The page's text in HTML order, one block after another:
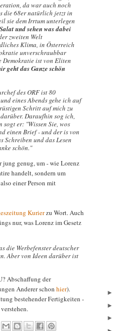
da war auch noch
die 68er natürlich jetzt in
sie dem Irrtum unterlegen
und sehen was dabei
zweiten Welt
Klima, in Österreich
unverschraubbar
Demokratie ist von Eliten
geht das Ganze schön
des ORF ist 80
eines Abends gehe ich auf
Schritt auf mich zu
Daraufhin sog ich,
er: "Wissen Sie, wos
einen Brief - und der is von
Schreiben und das Lesen
schön."
genug, um - wie Lorenz
handelt, sondern um
einer Person mit
Kurierzu Wort. Auch
nur, was Lorenz im Gesetz
die Werbefenster deutscher
Aber von Ideen darüber ist
Abschaffung der
Anderer schon hier).
bestehender Fertigkeiten -
►
►
►